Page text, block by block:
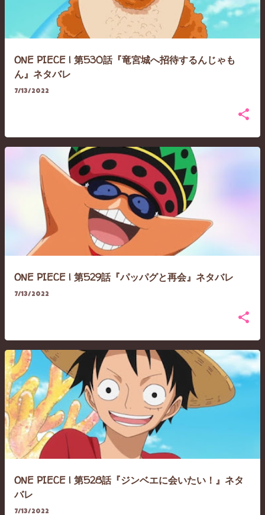
ONE PIECE | 第530話『竜宮城へ招待するんじゃも
ん』ネタバレ
7/13/2022
ONE PIECE | 第529話『パッパグと再会』ネタバレ
7/13/2022
ONE PIECE | 第528話『ジンベエに会いたい！』ネタ
バレ
7/13/2022